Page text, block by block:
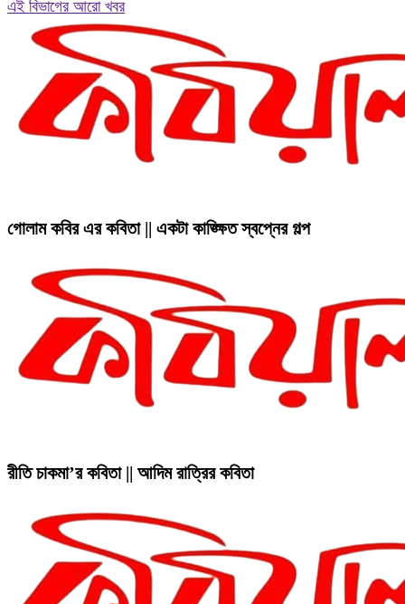
এই বিভাগের আরো খবর
গোলাম কবির এর কবিতা || একটা কাঙ্ক্ষিত স্বপ্নের গল্প
রীতি চাকমা’র কবিতা || আদিম রাত্রির কবিতা